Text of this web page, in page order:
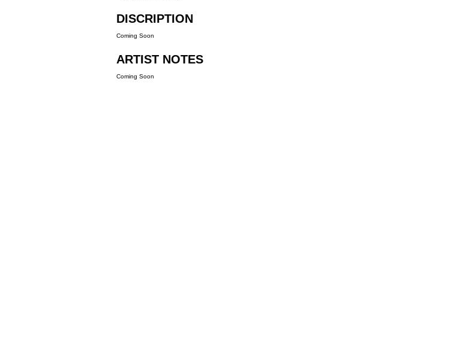
DISCRIPTION
Coming Soon
ARTIST NOTES
Coming Soon